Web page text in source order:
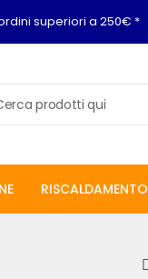
superiori a 250€ *
RISCALDAMENTO